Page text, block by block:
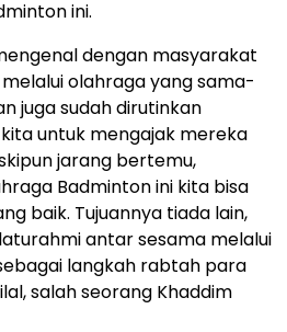
ini.
dengan masyarakat
olahraga yang sama-
juga sudah dirutinkan
untuk mengajak mereka
jarang bertemu,
Badminton ini kita bisa
baik. Tujuannya tiada lain,
antar sesama melalui
langkah rabtah para
salah seorang Khaddim